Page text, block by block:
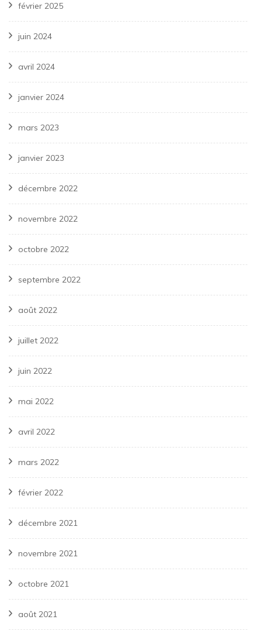
février 2025
juin 2024
avril 2024
janvier 2024
mars 2023
janvier 2023
décembre 2022
novembre 2022
octobre 2022
septembre 2022
août 2022
juillet 2022
juin 2022
mai 2022
avril 2022
mars 2022
février 2022
décembre 2021
novembre 2021
octobre 2021
août 2021